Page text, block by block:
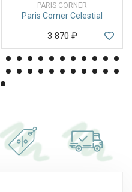
PARIS CORNER
Paris Corner Celestial
3 870 ₽